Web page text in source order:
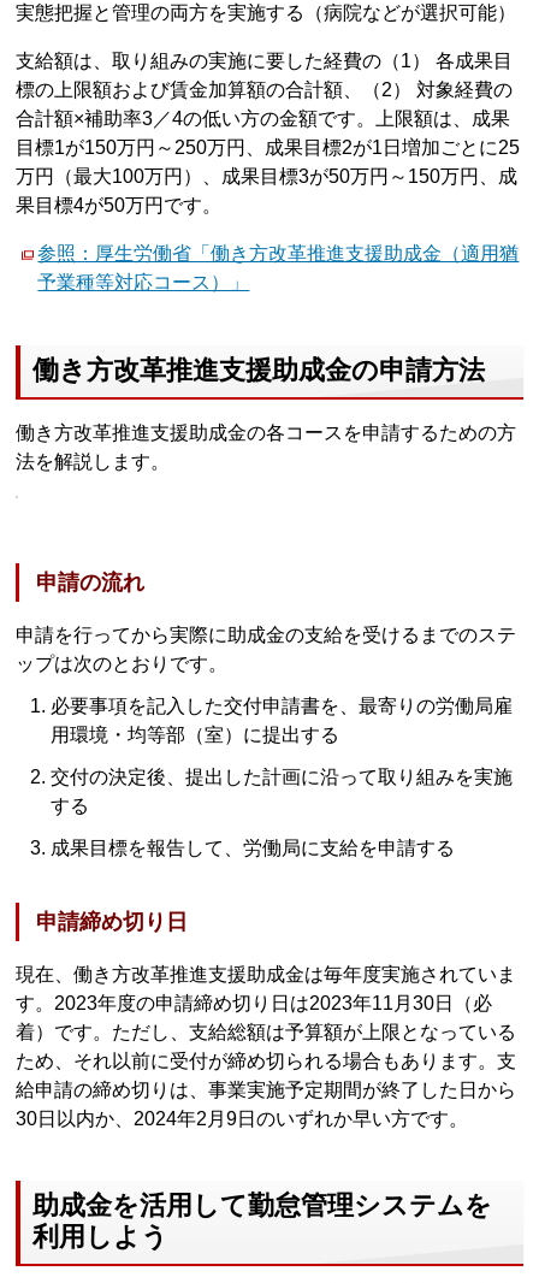
実態把握と管理の両方を実施する（病院などが選択可能）
支給額は、取り組みの実施に要した経費の（1） 各成果目
標の上限額および賃金加算額の合計額、（2） 対象経費の
合計額×補助率3／4の低い方の金額です。上限額は、成果
目標1が150万円～250万円、成果目標2が1日増加ごとに25
万円（最大100万円）、成果目標3が50万円～150万円、成
果目標4が50万円です。
参照：厚生労働省「働き方改革推進支援助成金（適用猶
予業種等対応コース）」
働き方改革推進支援助成金の申請方法
働き方改革推進支援助成金の各コースを申請するための方
法を解説します。
申請の流れ
申請を行ってから実際に助成金の支給を受けるまでのステ
ップは次のとおりです。
必要事項を記入した交付申請書を、最寄りの労働局雇
用環境・均等部（室）に提出する
交付の決定後、提出した計画に沿って取り組みを実施
する
成果目標を報告して、労働局に支給を申請する
申請締め切り日
現在、働き方改革推進支援助成金は毎年度実施されていま
す。2023年度の申請締め切り日は2023年11月30日（必
着）です。ただし、支給総額は予算額が上限となっている
ため、それ以前に受付が締め切られる場合もあります。支
給申請の締め切りは、事業実施予定期間が終了した日から
30日以内か、2024年2月9日のいずれか早い方です。
助成金を活用して勤怠管理システムを
利用しよう